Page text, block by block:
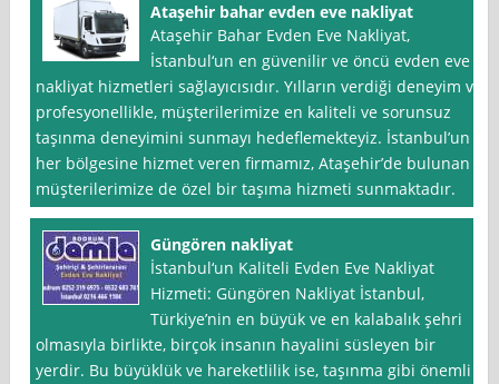
Ataşehir bahar evden eve nakliyat
Ataşehir Bahar Evden Eve Nakliyat,
İstanbul‘un en güvenilir ve öncü evden eve
nakliyat hizmetleri sağlayıcısıdır. Yılların verdiği deneyim ve
profesyonellikle, müşterilerimize en kaliteli ve sorunsuz
taşınma deneyimini sunmayı hedeflemekteyiz. İstanbul’un
her bölgesine hizmet veren firmamız, Ataşehir’de bulunan
müşterilerimize de özel bir taşıma hizmeti sunmaktadır.
Güngören nakliyat
İstanbul‘un Kaliteli Evden Eve Nakliyat
Hizmeti: Güngören Nakliyat İstanbul,
Türkiye’nin en büyük ve en kalabalık şehri
olmasıyla birlikte, birçok insanın hayalini süsleyen bir
yerdir. Bu büyüklük ve hareketlilik ise, taşınma gibi önemli